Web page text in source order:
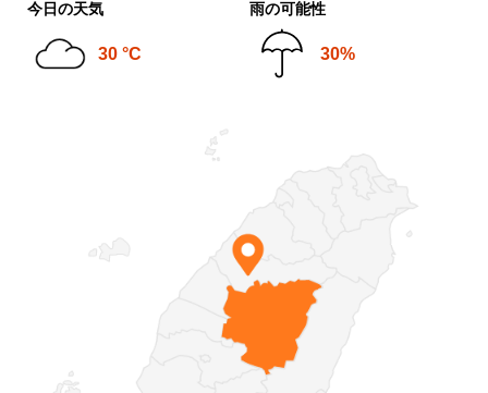
今日の天気
30 °C
雨の可能性
30%